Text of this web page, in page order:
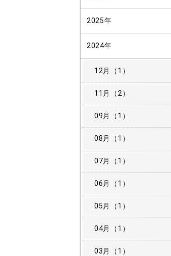
2025年
2024年
12月（1）
11月（2）
09月（1）
08月（1）
07月（1）
06月（1）
05月（1）
04月（1）
03月（1）